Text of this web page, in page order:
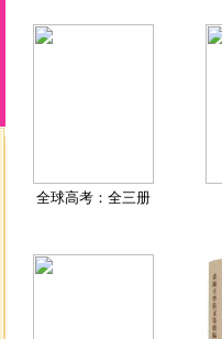
全球高考：全三册